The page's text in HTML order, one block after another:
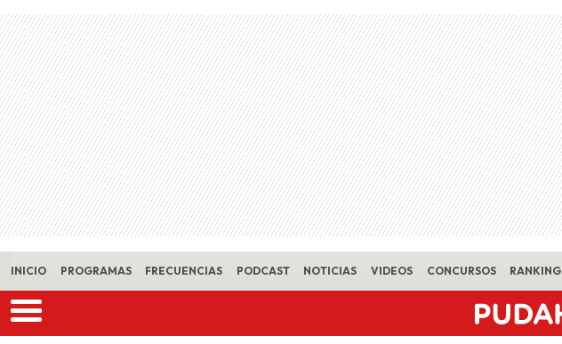
Skip to main content
INICIO PROGRAMAS FRECUENCIAS PODCAST NOTICIAS VIDEOS CONCURSOS RANKING